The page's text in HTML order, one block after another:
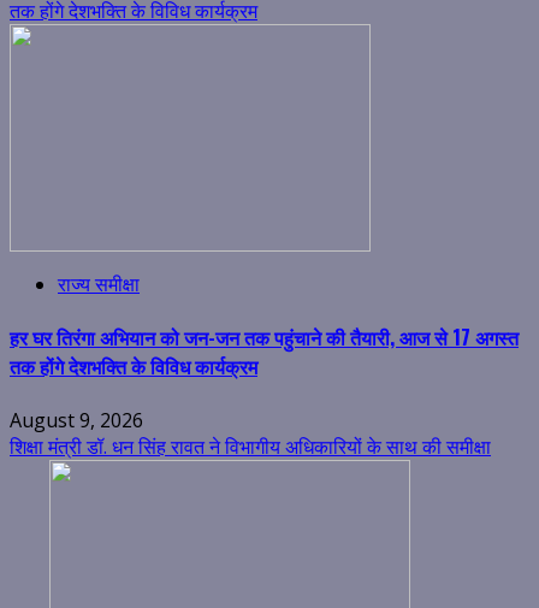
तक होंगे देशभक्ति के विविध कार्यक्रम
राज्य समीक्षा
हर घर तिरंगा अभियान को जन-जन तक पहुंचाने की तैयारी, आज से 17 अगस्त
तक होंगे देशभक्ति के विविध कार्यक्रम
August 9, 2026
शिक्षा मंत्री डॉ. धन सिंह रावत ने विभागीय अधिकारियों के साथ की समीक्षा